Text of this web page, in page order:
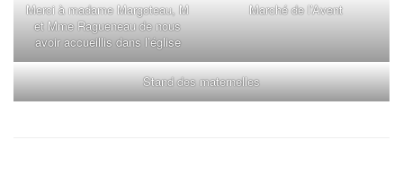
Merci à madame Margoteau, M
et Mme Ragueneau de nous
avoir accueillis dans l’église
Marché de l’Avent
Stand des maternelles